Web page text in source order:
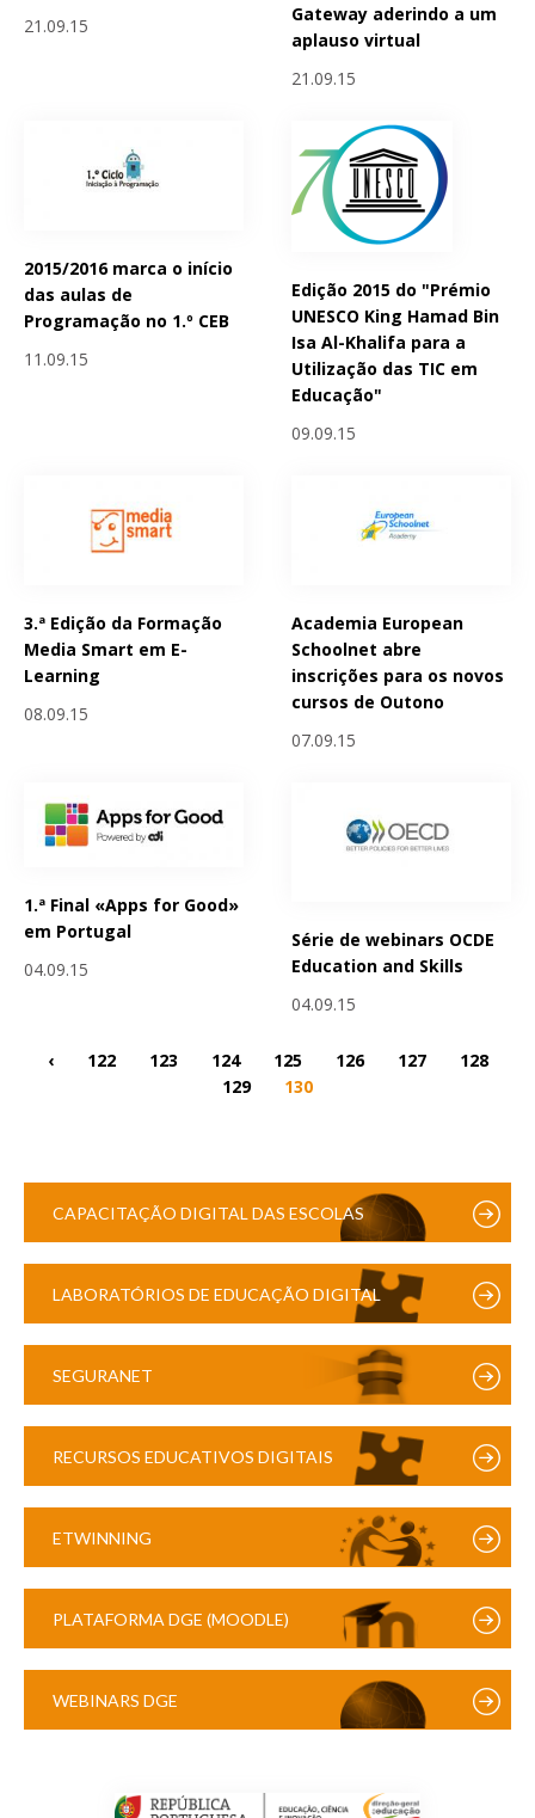
21.09.15
Gateway aderindo a um
aplauso virtual
21.09.15
2015/2016 marca o início
das aulas de
Programação no 1.º CEB
11.09.15
Edição 2015 do "Prémio
UNESCO King Hamad Bin
Isa Al-Khalifa para a
Utilização das TIC em
Educação"
09.09.15
3.ª Edição da Formação
Media Smart em E-
Learning
08.09.15
Academia European
Schoolnet abre
inscrições para os novos
cursos de Outono
07.09.15
1.ª Final «Apps for Good»
em Portugal
04.09.15
Série de webinars OCDE
Education and Skills
04.09.15
‹ 122 123 124 125 126 127
128
129
130
CAPACITAÇÃO DIGITAL DAS ESCOLAS
LABORATÓRIOS DE EDUCAÇÃO DIGITAL
SEGURANET
RECURSOS EDUCATIVOS DIGITAIS
ETWINNING
PLATAFORMA DGE (MOODLE)
WEBINARS DGE